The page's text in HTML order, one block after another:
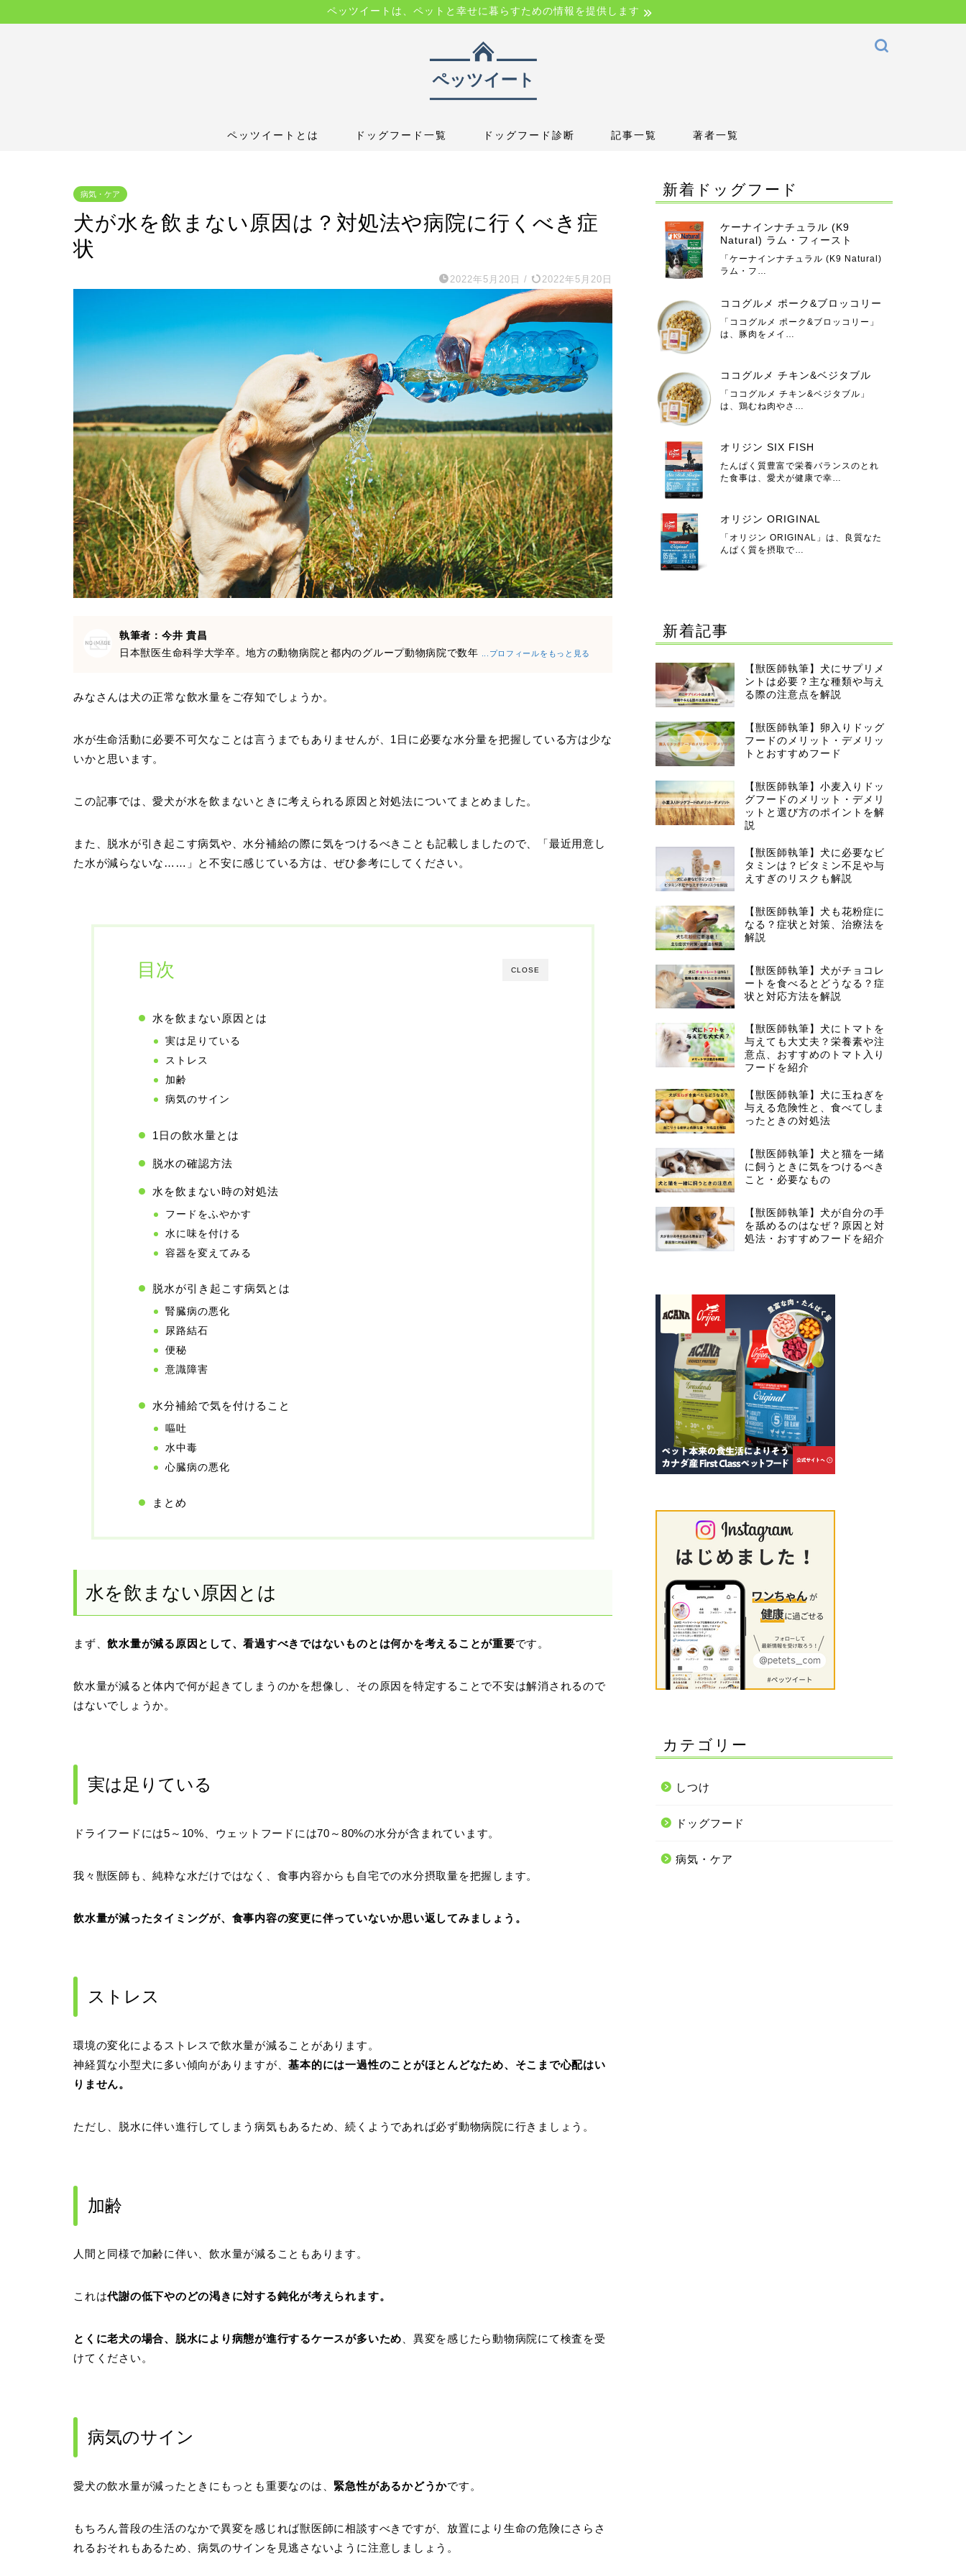
ペッツイートは、ペットと幸せに暮らすための情報を提供します
ペッツイートとは ドッグフード一覧 ドッグフード診断 記事一覧 著者一覧
病気・ケア
犬が水を飲まない原因は？対処法や病院に行くべき症
状
2022年5月20日 / 2022年5月20日
執筆者：今井 貴昌
日本獣医生命科学大学卒。地方の動物病院と都内のグループ動物病院で数年
...プロフィールをもっと見る
みなさんは犬の正常な飲水量をご存知でしょうか。
水が生命活動に必要不可欠なことは言うまでもありませんが、1日に必要な水分量を把握している方は少な
いかと思います。
この記事では、愛犬が水を飲まないときに考えられる原因と対処法についてまとめました。
また、脱水が引き起こす病気や、水分補給の際に気をつけるべきことも記載しましたので、「最近用意し
た水が減らないな……」と不安に感じている方は、ぜひ参考にしてください。
CLOSE
目次
水を飲まない原因とは
実は足りている
ストレス
加齢
病気のサイン
1日の飲水量とは
脱水の確認方法
水を飲まない時の対処法
フードをふやかす
水に味を付ける
容器を変えてみる
脱水が引き起こす病気とは
腎臓病の悪化
尿路結石
便秘
意識障害
水分補給で気を付けること
嘔吐
水中毒
心臓病の悪化
まとめ
水を飲まない原因とは
まず、飲水量が減る原因として、看過すべきではないものとは何かを考えることが重要です。
飲水量が減ると体内で何が起きてしまうのかを想像し、その原因を特定することで不安は解消されるので
はないでしょうか。
実は足りている
ドライフードには5～10%、ウェットフードには70～80%の水分が含まれています。
我々獣医師も、純粋な水だけではなく、食事内容からも自宅での水分摂取量を把握します。
飲水量が減ったタイミングが、食事内容の変更に伴っていないか思い返してみましょう。
ストレス
環境の変化によるストレスで飲水量が減ることがあります。
神経質な小型犬に多い傾向がありますが、基本的には一過性のことがほとんどなため、そこまで心配はい
りません。
ただし、脱水に伴い進行してしまう病気もあるため、続くようであれば必ず動物病院に行きましょう。
加齢
人間と同様で加齢に伴い、飲水量が減ることもあります。
これは代謝の低下やのどの渇きに対する鈍化が考えられます。
とくに老犬の場合、脱水により病態が進行するケースが多いため 、異変を感じたら動物病院にて検査を受
けてください。
病気のサイン
愛犬の飲水量が減ったときにもっとも重要なのは、 緊急性があるかどうかです。
もちろん普段の生活のなかで異変を感じれば獣医師に相談すべきですが、放置により生命の危険にさらさ
れるおそれもあるため、病気のサインを見逃さないように注意しましょう。
新着ドッグフード
ケーナインナチュラル (K9
Natural) ラム・フィースト
「ケーナインナチュラル (K9 Natural)
ラム・フ…
ココグルメ ポーク&ブロッコリー
「ココグルメ ポーク&ブロッコリー」
は、豚肉をメイ…
ココグルメ チキン&ベジタブル
「ココグルメ チキン&ベジタブル」
は、鶏むね肉やさ…
オリジン SIX FISH
たんぱく質豊富で栄養バランスのとれ
た食事は、愛犬が健康で幸…
オリジン ORIGINAL
「オリジン ORIGINAL」は、良質なた
んぱく質を摂取で…
新着記事
【獣医師執筆】犬にサプリメ
ントは必要？主な種類や与え
る際の注意点を解説
【獣医師執筆】卵入りドッグ
フードのメリット・デメリッ
トとおすすめフード
【獣医師執筆】小麦入りドッ
グフードのメリット・デメリ
ットと選び方のポイントを解
説
【獣医師執筆】犬に必要なビ
タミンは？ビタミン不足や与
えすぎのリスクも解説
【獣医師執筆】犬も花粉症に
なる？症状と対策、治療法を
解説
【獣医師執筆】犬がチョコレ
ートを食べるとどうなる？症
状と対応方法を解説
【獣医師執筆】犬にトマトを
与えても大丈夫？栄養素や注
意点、おすすめのトマト入り
フードを紹介
【獣医師執筆】犬に玉ねぎを
与える危険性と、食べてしま
ったときの対処法
【獣医師執筆】犬と猫を一緒
に飼うときに気をつけるべき
こと・必要なもの
【獣医師執筆】犬が自分の手
を舐めるのはなぜ？原因と対
処法・おすすめフードを紹介
カテゴリー
しつけ
ドッグフード
病気・ケア